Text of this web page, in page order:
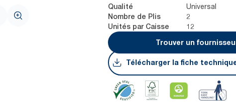
Qualité Universal
Nombre de Plis 2
Unités par Caisse
12
Trouver un
Télécharger la fiche